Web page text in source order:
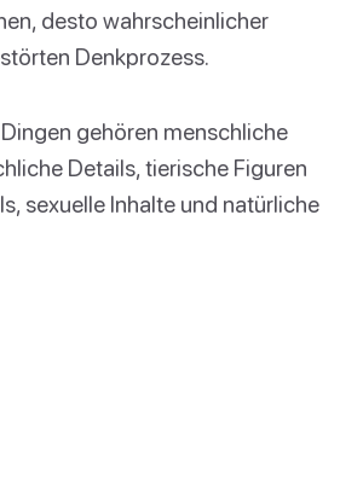
desto wahrscheinlicher
Denkprozess.
gehören menschliche
Details, tierische Figuren
sexuelle Inhalte und natürliche